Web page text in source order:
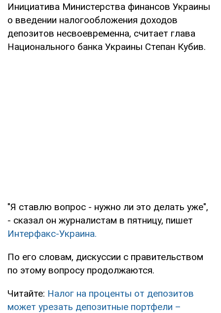
Инициатива Министерства финансов Украины
о введении налогообложения доходов
депозитов несвоевременна, считает глава
Национального банка Украины Степан Кубив.
"Я ставлю вопрос - нужно ли это делать уже",
- сказал он журналистам в пятницу, пишет
Интерфакс-Украина.
По его словам, дискуссии с правительством
по этому вопросу продолжаются.
Читайте: Налог на проценты от депозитов
может урезать депозитные портфели –